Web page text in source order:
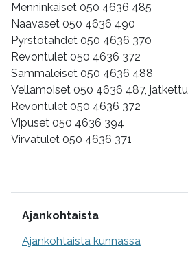
Menninkäiset 050 4636 485
Naavaset 050 4636 490
Pyrstötähdet 050 4636 370
Revontulet 050 4636 372
Sammaleiset 050 4636 488
Vellamoiset 050 4636 487,
Revontulet 050 4636 372
Vipuset 050 4636 394
Virvatulet 050 4636 371
Lisätietoa
Ajankohtaista
Ajankohtaista kunnassa